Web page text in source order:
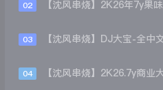
02
03
04 【沈风串烧】2K26.7y商业